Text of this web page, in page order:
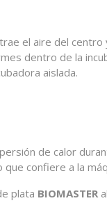
el aire del
dentro de la
aislada.
de calor
confiere a la
plata BIOMASTER